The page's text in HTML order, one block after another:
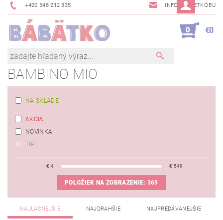
+420 548 212 335 INFO@BABETKO.EU
0 €0
BAMBINO MIO
NA SKLADE
AKCIA
NOVINKA
TIP
€ 4 € 549
POLOŽIEK NA ZOBRAZENIE: 369
NAJLACNEJŠIE NAJDRAHŠIE NAJPREDÁVANEJŠIE